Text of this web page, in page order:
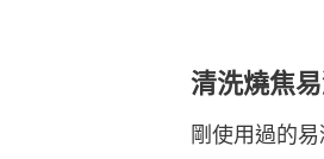
清洗燒焦
剛使用過的